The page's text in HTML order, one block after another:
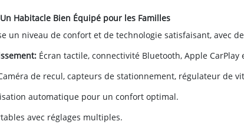
Habitacle Bien Équipé pour les Familles
un niveau de confort et de technologie satisfaisant, avec
Écran tactile, connectivité Bluetooth, Apple CarPlay
de recul, capteurs de stationnement, régulateur de
automatique pour un confort optimal.
avec réglages multiples.